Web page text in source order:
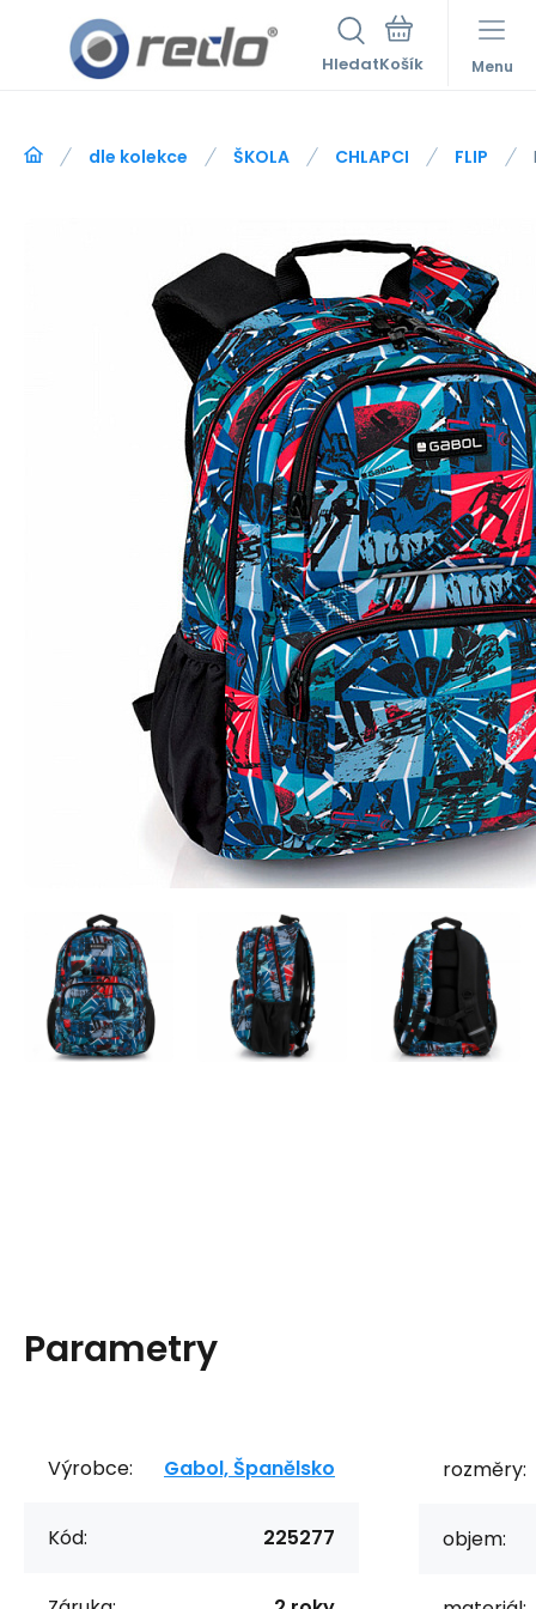
Hledat Menu
dle kolekce ŠKOLA CHLAPCI FLIP
Parametry
Výrobce: Gabol, Španělsko
Kód: 225277
rozměry:
objem: